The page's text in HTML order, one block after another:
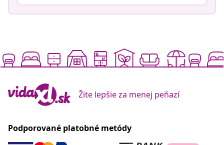
Žite lepšie za menej peňazí
Podporované platobné metódy